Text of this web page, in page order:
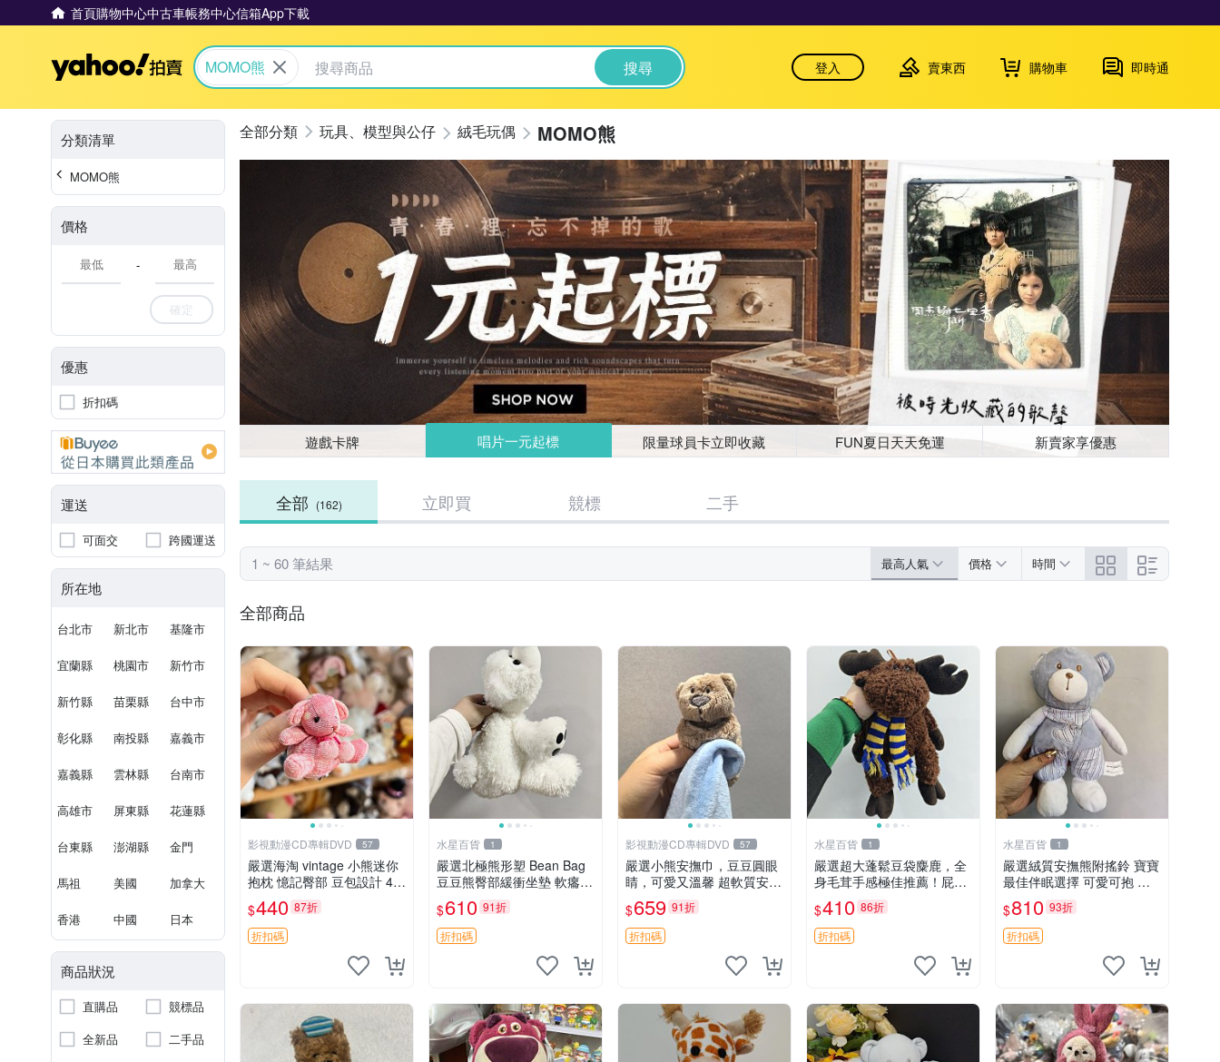
首頁購物中心中古車帳務中心信箱App下載
Yahoo拍賣
MOMO熊 搜尋 登入 賣東西 購物車 即時通
分類清單
MOMO熊
價格
-
確定
優惠
折扣碼
運送
可面交 跨國運送
所在地
台北市 新北市 基隆市
宜蘭縣 桃園市 新竹市
新竹縣 苗栗縣 台中市
彰化縣 南投縣 嘉義市
嘉義縣 雲林縣 台南市
高雄市 屏東縣 花蓮縣
台東縣 澎湖縣 金門
馬祖 美國 加拿大
香港 中國 日本
商品狀況
直購品
競標品
全新品
二手品
玩具、模型與公仔 絨毛玩偶 MOMO熊
遊戲卡牌 唱片一元起標 限量球員卡立即收藏 FUN夏日天天免運 新賣家享優惠
全部 (162) 立即買 競標 二手
1 ~ 60 筆結果 最高人氣 價格 時間
全部商品
影視動漫CD專輯DVD 57
嚴選海淘 vintage 小熊迷你
抱枕 憶記臀部 豆包設計 4c
m 高 推薦收藏 迷你豆包小
熊、高臀部、豆袋抱枕
$440 87折
折扣碼
水星百貨 1
嚴選北極熊形塑 Bean Bag
豆豆熊臀部緩衝坐墊 軟癟癟
舒壓設計 保暖又實用 適合
久坐放松 推薦居家使用 RU
SS系列 豆豆熊屁屁坐墊 3D
顆粒結構
$610 91折
折扣碼
影視動漫CD專輯DVD 57
嚴選小熊安撫巾，豆豆圓眼
睛，可愛又溫馨 超軟質安撫
巾，豆豆設計，哄睡好幫手
約克豆豆眼安撫巾 數碼豆豆
眼
$659 91折
折扣碼
水星百貨 1
嚴選超大蓬鬆豆袋麋鹿，全
身毛茸手感極佳推薦！屁股
與四肢填充均勻，適合收藏
與孩童共賞。 麋鹿 豆袋 毛
茸玩具
$410 86折
折扣碼
水星百貨 1
嚴選絨質安撫熊附搖鈴 寶寶
最佳伴眠選擇 可愛可抱 絨
毛玩具 安撫熊 嬰兒用
$810 93折
折扣碼